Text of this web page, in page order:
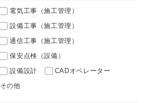
電気工事（施工管理）
設備工事（施工管理）
通信工事（施工管理）
保安点検（設備）
設備設計
CADオペレーター
その他